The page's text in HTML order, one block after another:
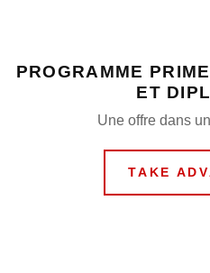
PROGRAMME
ET
Une offre dans
TAKE